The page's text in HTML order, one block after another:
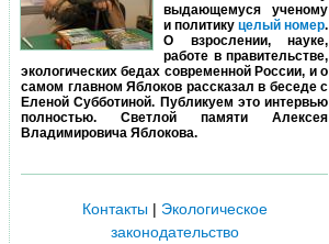
выдающемуся ученому
и политику целый номер.
О взрослении, науке,
работе в правительстве,
экологических бедах современной России, и о
самом главном Яблоков рассказал в беседе с
Еленой Субботиной. Публикуем это интервью
полностью. Светлой памяти Алексея
Владимировича Яблокова.
Контакты| Экологическое
законодательство